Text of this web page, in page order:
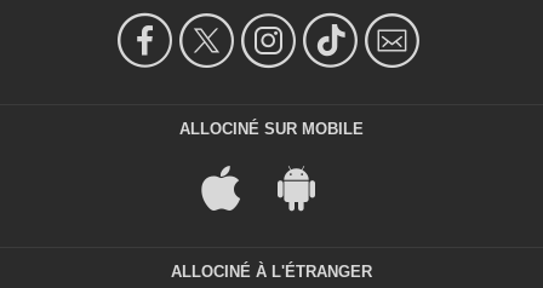
ALLOCINÉ SUR MOBILE
ALLOCINÉ À L'ÉTRANGER